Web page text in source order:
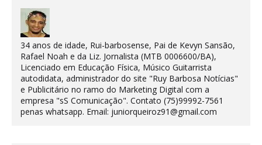
34 anos de idade, Rui-barbosense, Pai de Kevyn Sansão,
Rafael Noah e da Liz. Jornalista (MTB 0006600/BA),
Licenciado em Educação Física, Músico Guitarrista
autodidata, administrador do site "Ruy Barbosa Notícias"
e Publicitário no ramo do Marketing Digital com a
empresa "sS Comunicação". Contato (75)99992-7561
penas whatsapp. Email: juniorqueiroz91@gmail.com